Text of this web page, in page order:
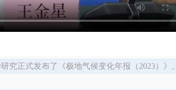
究正式发布了《极地气候变化年报（2023）》。